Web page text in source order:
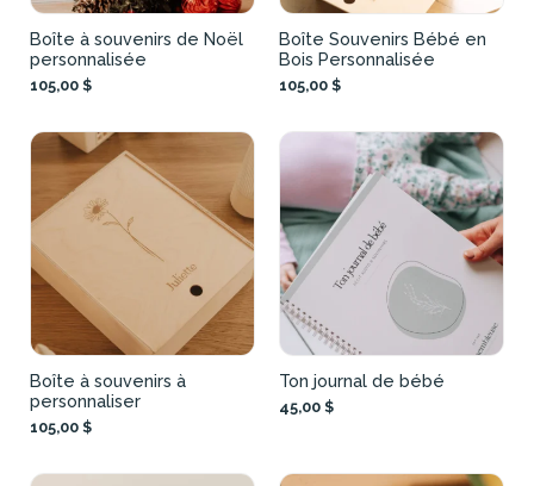
Boîte à souvenirs de Noël
personnalisée
105,00 $
Boîte Souvenirs Bébé en
Bois Personnalisée
105,00 $
Boîte à souvenirs à
personnaliser
105,00 $
Ton journal de bébé
45,00 $